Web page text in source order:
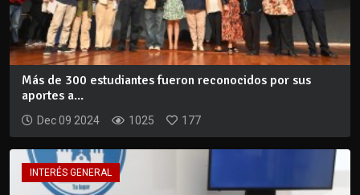
Más de 300 estudiantes fueron reconocidos por sus
aportes a...
Dec 09 2024 1025 177
INTERÉS GENERAL